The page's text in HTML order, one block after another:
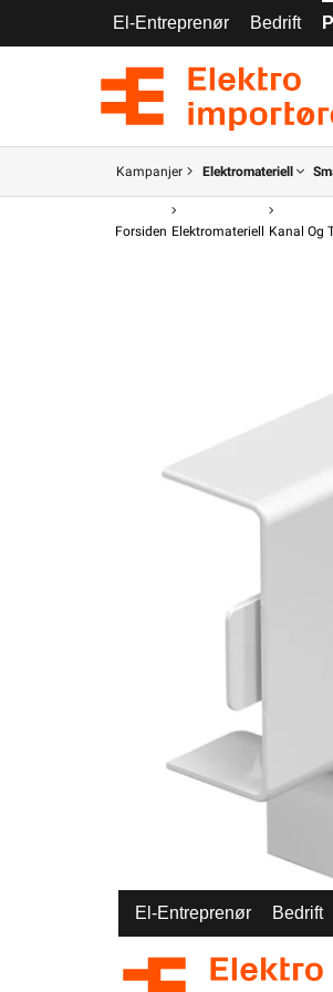
El-Entreprenør Bedrift
Kampanjer Elektromateriell
Forsiden Elektromateriell Kanal Og
El-Entreprenør Bedrift